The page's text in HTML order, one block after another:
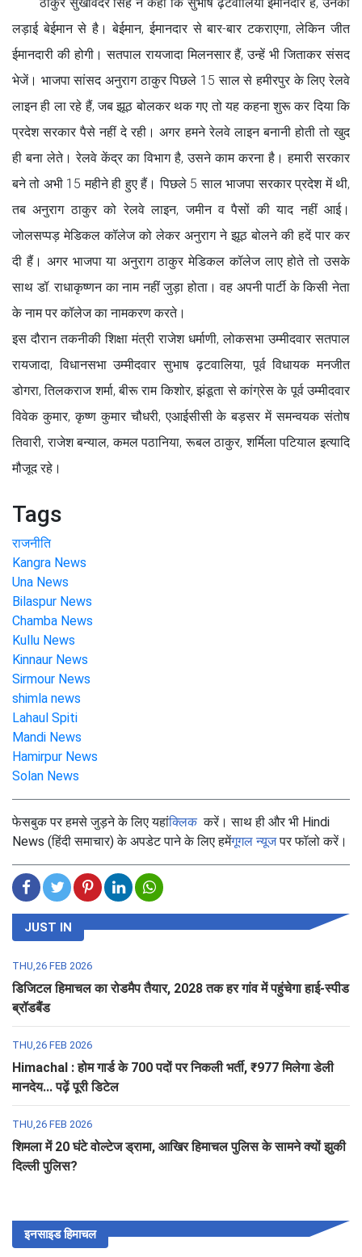
ठाकुर सुखविंदर सिंह ने कहा कि सुभाष ढ़टवालिया ईमानदार हैं, उनकी
लड़ाई बेईमान से है। बेईमान, ईमानदार से बार-बार टकराएगा, लेकिन जीत
ईमानदारी की होगी। सतपाल रायजादा मिलनसार हैं, उन्हें भी जिताकर संसद
भेजें। भाजपा सांसद अनुराग ठाकुर पिछले 15 साल से हमीरपुर के लिए रेलवे
लाइन ही ला रहे हैं, जब झूठ बोलकर थक गए तो यह कहना शुरू कर दिया कि
प्रदेश सरकार पैसे नहीं दे रही। अगर हमने रेलवे लाइन बनानी होती तो खुद
ही बना लेते। रेलवे केंद्र का विभाग है, उसने काम करना है। हमारी सरकार
बने तो अभी 15 महीने ही हुए हैं। पिछले 5 साल भाजपा सरकार प्रदेश में थी,
तब अनुराग ठाकुर को रेलवे लाइन, जमीन व पैसों की याद नहीं आई।
जोलसप्पड़ मेडिकल कॉलेज को लेकर अनुराग ने झूठ बोलने की हदें पार कर
दी हैं। अगर भाजपा या अनुराग ठाकुर मेडिकल कॉलेज लाए होते तो उसके
साथ डॉ. राधाकृष्णन का नाम नहीं जुड़ा होता। वह अपनी पार्टी के किसी नेता
के नाम पर कॉलेज का नामकरण करते।
इस दौरान तकनीकी शिक्षा मंत्री राजेश धर्माणी, लोकसभा उम्मीदवार सतपाल
रायजादा, विधानसभा उम्मीदवार सुभाष ढ़टवालिया, पूर्व विधायक मनजीत
डोगरा, तिलकराज शर्मा, बीरू राम किशोर, झंडूता से कांग्रेस के पूर्व उम्मीदवार
विवेक कुमार, कृष्ण कुमार चौधरी, एआईसीसी के बड़सर में समन्वयक संतोष
तिवारी, राजेश बन्याल, कमल पठानिया, रूबल ठाकुर, शर्मिला पटियाल इत्यादि
मौजूद रहे।
Tags
राजनीति
Kangra News
Una News
Bilaspur News
Chamba News
Kullu News
Kinnaur News
Sirmour News
shimla news
Lahaul Spiti
Mandi News
Hamirpur News
Solan News
फेसबुक पर हमसे जुड़ने के लिए यहांक्लिककरें। साथ ही और भी Hindi
News (हिंदी समाचार) के अपडेट पाने के लिए हमेंगूगल न्यूजपर फॉलो करें।
JUST IN
THU,26 FEB 2026
डिजिटल हिमाचल का रोडमैप तैयार, 2028 तक हर गांव में पहुंचेगा हाई-स्पीड
ब्रॉडबैंड
THU,26 FEB 2026
Himachal : होम गार्ड के 700 पदों पर निकली भर्ती, ₹977 मिलेगा डेली
मानदेय... पढ़ें पूरी डिटेल
THU,26 FEB 2026
शिमला में 20 घंटे वोल्टेज ड्रामा, आखिर हिमाचल पुलिस के सामने क्यों झुकी
दिल्ली पुलिस?
इनसाइड हिमाचल